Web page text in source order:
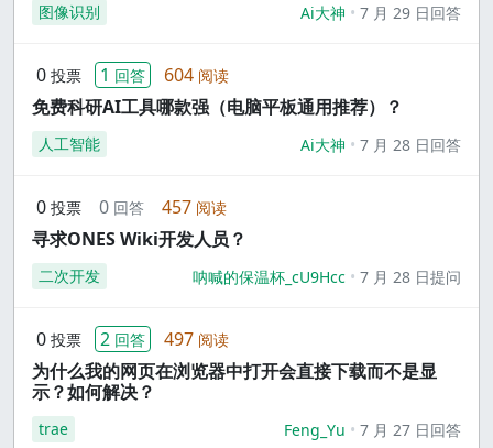
图像识别 Ai大神 7 月 29 日回答
0 投票 1 回答 604 阅读
免费科研AI工具哪款强（电脑平板通用推荐）？
人工智能 Ai大神 7 月 28 日回答
0 投票 0 回答 457 阅读
寻求ONES Wiki开发人员？
二次开发 呐喊的保温杯_cU9Hcc 7 月 28 日提问
0 投票 2 回答 497 阅读
为什么我的网页在浏览器中打开会直接下载而不是显
示？如何解决？
trae Feng_Yu 7 月 27 日回答